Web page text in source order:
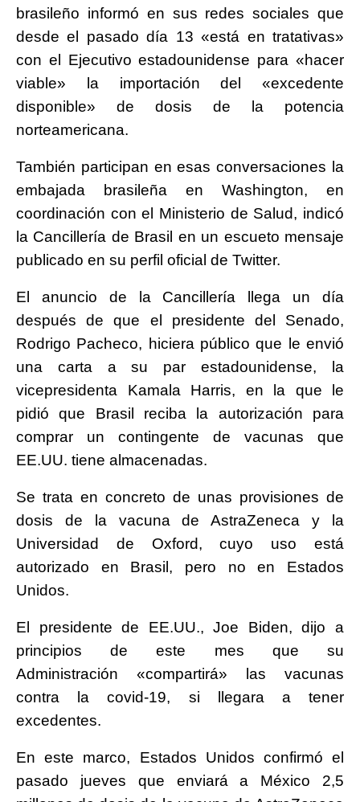
brasileño informó en sus redes sociales que
desde el pasado día 13 «está en tratativas»
con el Ejecutivo estadounidense para «hacer
viable» la importación del «excedente
disponible» de dosis de la potencia
norteamericana.
También participan en esas conversaciones la
embajada brasileña en Washington, en
coordinación con el Ministerio de Salud, indicó
la Cancillería de Brasil en un escueto mensaje
publicado en su perfil oficial de Twitter.
El anuncio de la Cancillería llega un día
después de que el presidente del Senado,
Rodrigo Pacheco, hiciera público que le envió
una carta a su par estadounidense, la
vicepresidenta Kamala Harris, en la que le
pidió que Brasil reciba la autorización para
comprar un contingente de vacunas que
EE.UU. tiene almacenadas.
Se trata en concreto de unas provisiones de
dosis de la vacuna de AstraZeneca y la
Universidad de Oxford, cuyo uso está
autorizado en Brasil, pero no en Estados
Unidos.
El presidente de EE.UU., Joe Biden, dijo a
principios de este mes que su
Administración «compartirá» las vacunas
contra la covid-19, si llegara a tener
excedentes.
En este marco, Estados Unidos confirmó el
pasado jueves que enviará a México 2,5